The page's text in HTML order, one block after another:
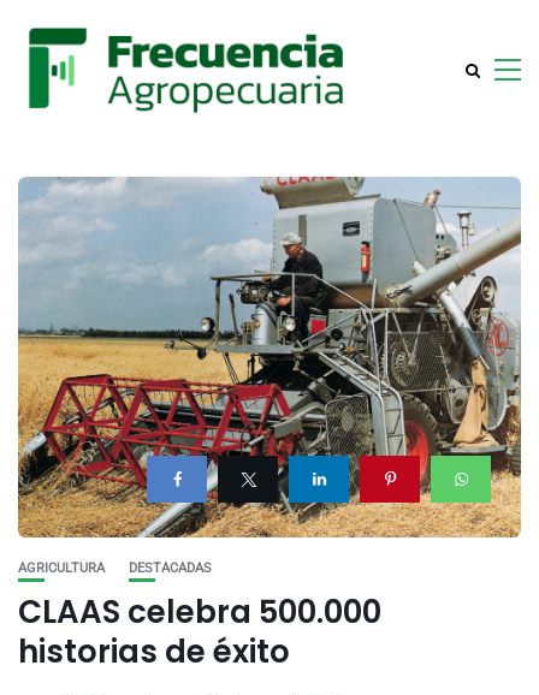
AGRICULTURA DESTACADAS
CLAAS celebra 500.000
historias de éxito